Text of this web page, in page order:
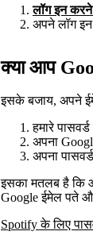
लॉग इन
अपने लॉग
क्या आप
इसके बजाय, अपने
हमारे
अपना
अपना
इसका मतलब है कि
Google ईमेल पते
Spotify के लिए